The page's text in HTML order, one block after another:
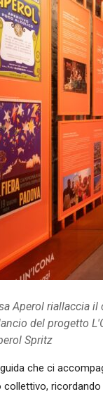
Aperol riallaccia
del progetto
Spritz
che ci
collettivo, ricordando